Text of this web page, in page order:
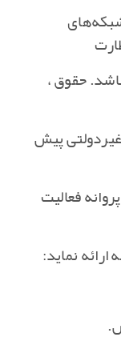
شبکه‌های
حقوق ،
پیش
فعالیت